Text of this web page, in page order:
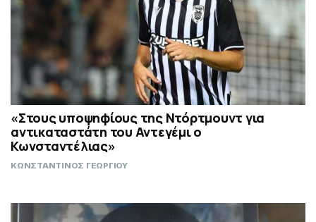
«Στους υποψηφίους της Ντόρτμουντ για
αντικαταστάτη του Αντεγέμι ο
Κωνσταντέλιας»
ΚΩΝΣΤΑΝΤΙΝΟΣ ΓΕΩΡΓΙΟΥ